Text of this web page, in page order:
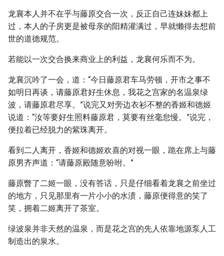
龙襄本人并不在乎与藤原交合一次，反正自己连妹妹都上
过，本人的子房更是被母亲的阳精灌满过，早就懒得去想前
世的道德规范。
若能以一次交合换来商业上的利益，龙襄何乐而不为。
龙襄沉吟了一会，道：“今日藤原君车马劳顿，开市之事不
如明日再谈，请藤原君好生休息，我花之宫家的名温泉绿
波，请藤原君尽享。”说完又对旁边衣衫不整的香姬和德姬
说道：“汝等要好生照料藤原君，莫要有丝毫怠慢。”说完，
便拉着已经脱力的紫珠离开。
看到二人离开，香姬和德姬欢喜的对视一眼，跪在席上与藤
原男齐声道：“请藤原殿随意吩咐。”
藤原瞥了二姬一眼，没有答话，只是仔细看着龙襄之前坐过
的地方，只见那里有一片小小的水渍，藤原便得意的笑了
笑，拥着二姬离开了茶室。
绿波泉并非天然的温泉，而是花之宫的先人依靠地源泵人工
制造出的泉水。